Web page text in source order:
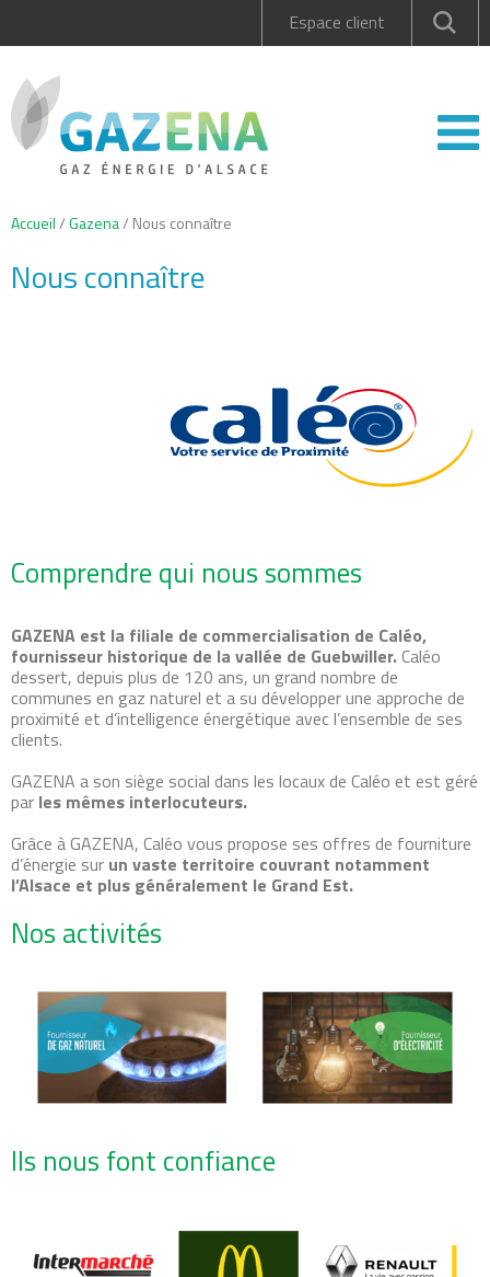
Espace client
Accueil/Gazena/ Nous connaître
Nous connaître
Comprendre qui nous sommes
GAZENA est la filiale de commercialisation de Caléo,
fournisseur historique de la vallée de Guebwiller. Caléo
dessert, depuis plus de 120 ans, un grand nombre de
communes en gaz naturel et a su développer une approche de
proximité et d’intelligence énergétique avec l’ensemble de ses
clients.
GAZENA a son siège social dans les locaux de Caléo et est géré
par les mêmes interlocuteurs.
Grâce à GAZENA, Caléo vous propose ses offres de fourniture
d’énergie sur un vaste territoire couvrant notamment
l’Alsace et plus généralement le Grand Est.
Nos activités
Ils nous font confiance